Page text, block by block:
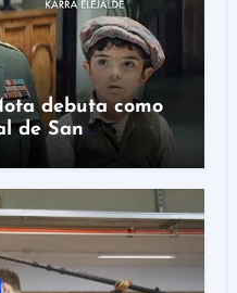
debuta como
de San